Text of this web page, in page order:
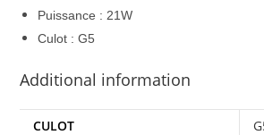
Puissance : 21W
Culot : G5
Additional information
CULOT